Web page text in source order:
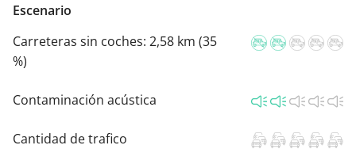
Escenario
Carreteras sin coches: 2,58 km (35
%)
Contaminación acústica
Cantidad de trafico